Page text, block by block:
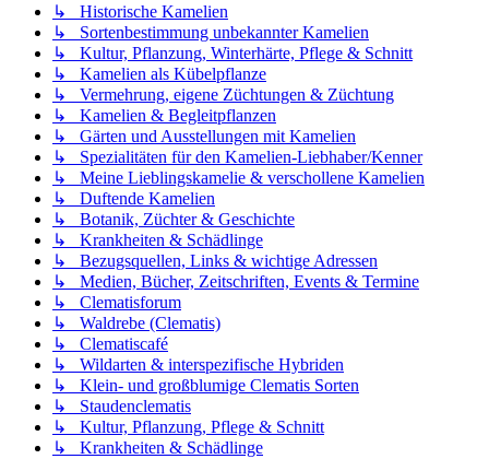
↳ Historische Kamelien
↳ Sortenbestimmung unbekannter Kamelien
↳ Kultur, Pflanzung, Winterhärte, Pflege & Schnitt
↳ Kamelien als Kübelpflanze
↳ Vermehrung, eigene Züchtungen & Züchtung
↳ Kamelien & Begleitpflanzen
↳ Gärten und Ausstellungen mit Kamelien
↳ Spezialitäten für den Kamelien-Liebhaber/Kenner
↳ Meine Lieblingskamelie & verschollene Kamelien
↳ Duftende Kamelien
↳ Botanik, Züchter & Geschichte
↳ Krankheiten & Schädlinge
↳ Bezugsquellen, Links & wichtige Adressen
↳ Medien, Bücher, Zeitschriften, Events & Termine
↳ Clematisforum
↳ Waldrebe (Clematis)
↳ Clematiscafé
↳ Wildarten & interspezifische Hybriden
↳ Klein- und großblumige Clematis Sorten
↳ Staudenclematis
↳ Kultur, Pflanzung, Pflege & Schnitt
↳ Krankheiten & Schädlinge